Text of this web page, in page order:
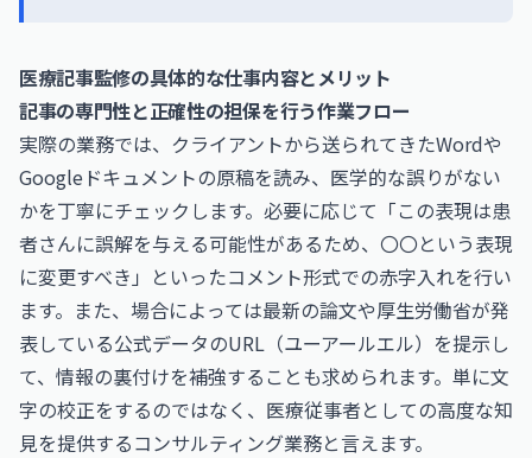
医療記事監修の具体的な仕事内容とメリット
記事の専門性と正確性の担保を行う作業フロー
実際の業務では、クライアントから送られてきたWordや
Googleドキュメントの原稿を読み、医学的な誤りがない
かを丁寧にチェックします。必要に応じて「この表現は患
者さんに誤解を与える可能性があるため、〇〇という表現
に変更すべき」といったコメント形式での赤字入れを行い
ます。また、場合によっては最新の論文や厚生労働省が発
表している公式データのURL（ユーアールエル）を提示し
て、情報の裏付けを補強することも求められます。単に文
字の校正をするのではなく、医療従事者としての高度な知
見を提供するコンサルティング業務と言えます。